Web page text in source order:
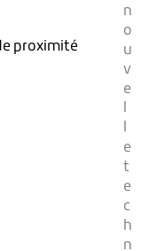
proximité
n
o
u
v
e
l
l
e
t
e
c
h
n